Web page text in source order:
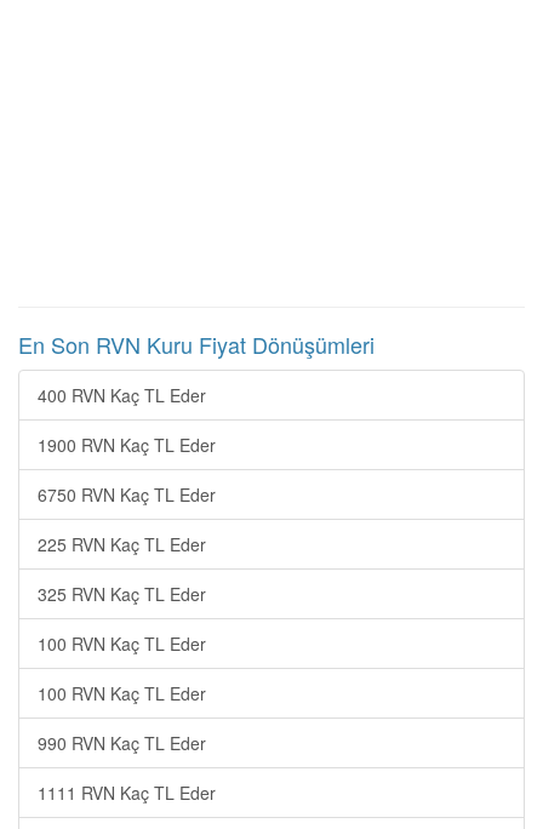
En Son RVN Kuru Fiyat Dönüşümleri
400 RVN Kaç TL Eder
1900 RVN Kaç TL Eder
6750 RVN Kaç TL Eder
225 RVN Kaç TL Eder
325 RVN Kaç TL Eder
100 RVN Kaç TL Eder
100 RVN Kaç TL Eder
990 RVN Kaç TL Eder
1111 RVN Kaç TL Eder